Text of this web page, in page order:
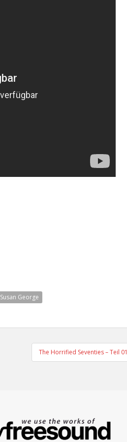
Susan George
The Horrified Seventies – Teil 01